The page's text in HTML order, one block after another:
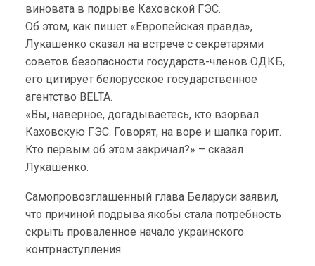
виновата в подрыве Каховской ГЭС.
Об этом, как пишет «Европейская правда»,
Лукашенко сказал на встрече с секретарями
советов безопасности государств-членов ОДКБ,
его цитирует белорусское государственное
агентство BELTA.
«Вы, наверное, догадываетесь, кто взорвал
Каховскую ГЭС. Говорят, на воре и шапка горит.
Кто первым об этом закричал?» – сказал
Лукашенко.
Самопровозглашенный глава Беларуси заявил,
что причиной подрыва якобы стала потребность
скрыть проваленное начало украинского
контрнаступления.